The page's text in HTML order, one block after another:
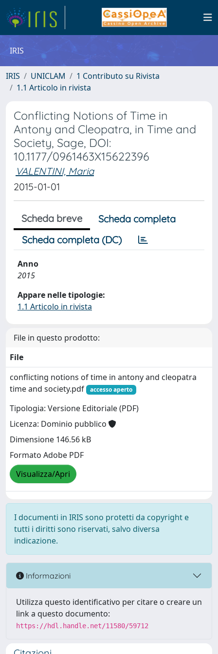
IRIS
IRIS UNICLAM
1 Contributo su Rivista
1.1 Articolo in rivista
Conflicting Notions of Time in
Antony and Cleopatra, in Time and
Society, Sage, DOI:
10.1177/0961463X15622396
VALENTINI, Maria
2015-01-01
Scheda breve
Scheda completa
Scheda completa (DC)
Anno
2015
Appare nelle tipologie:
1.1 Articolo in rivista
File in questo prodotto:
File
conflicting notions of time in antony and cleopatra
time and society.pdf
accesso aperto
Tipologia: Versione Editoriale (PDF)
Licenza: Dominio pubblico
Dimensione 146.56 kB
Formato Adobe PDF
Visualizza/Apri
I documenti in IRIS sono protetti da copyright e
tutti i diritti sono riservati, salvo diversa
indicazione.
Informazioni
Utilizza questo identificativo per citare o creare un
link a questo documento:
https://hdl.handle.net/11580/59712